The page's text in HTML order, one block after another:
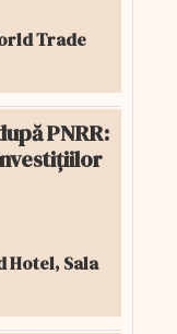
Trade
PNRR:
Hotel, Sala